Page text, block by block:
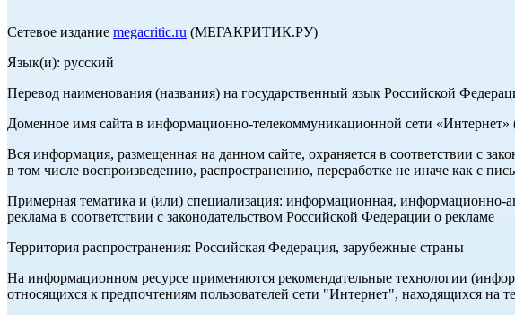
Сетевое издание megacritic.ru (МЕГАКРИТИК.РУ)
Язык(и): русский
Перевод наименования (названия) на государственный язык Российской
Доменное имя сайта в информационно-телекоммуникационной сети «Интернет»
Вся информация, размещенная на данном сайте, охраняется в соответствии с
в том числе воспроизведению, распространению, переработке не иначе как с
Примерная тематика и (или) специализация: информационная, информационно-
реклама в соответствии с законодательством Российской Федерации о рекламе
Территория распространения: Российская Федерация, зарубежные страны
На информационном ресурсе применяются рекомендательные технологии
относящихся к предпочтениям пользователей сети "Интернет", находящихся на